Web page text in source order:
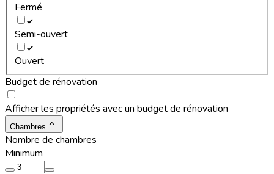
Fermé
Semi-ouvert
Ouvert
Budget de rénovation
Afficher les propriétés avec un budget de rénovation
Chambres
Nombre de chambres
Minimum